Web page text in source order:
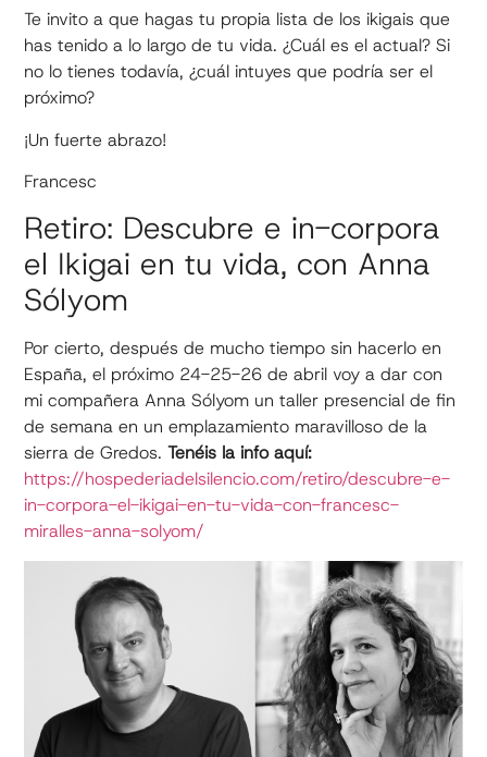
Te invito a que hagas tu propia lista de los ikigais que
has tenido a lo largo de tu vida. ¿Cuál es el actual? Si
no lo tienes todavía, ¿cuál intuyes que podría ser el
próximo?
¡Un fuerte abrazo!
Francesc
Retiro: Descubre e in-corpora
el Ikigai en tu vida, con Anna
Sólyom
Por cierto, después de mucho tiempo sin hacerlo en
España, el próximo 24-25-26 de abril voy a dar con
mi compañera Anna Sólyom un taller presencial de fin
de semana en un emplazamiento maravilloso de la
sierra de Gredos. Tenéis la info aquí:
https://hospederiadelsilencio.com/retiro/descubre-e-
in-corpora-el-ikigai-en-tu-vida-con-francesc-
miralles-anna-solyom/